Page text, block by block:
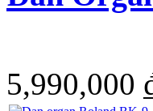
5,990,000